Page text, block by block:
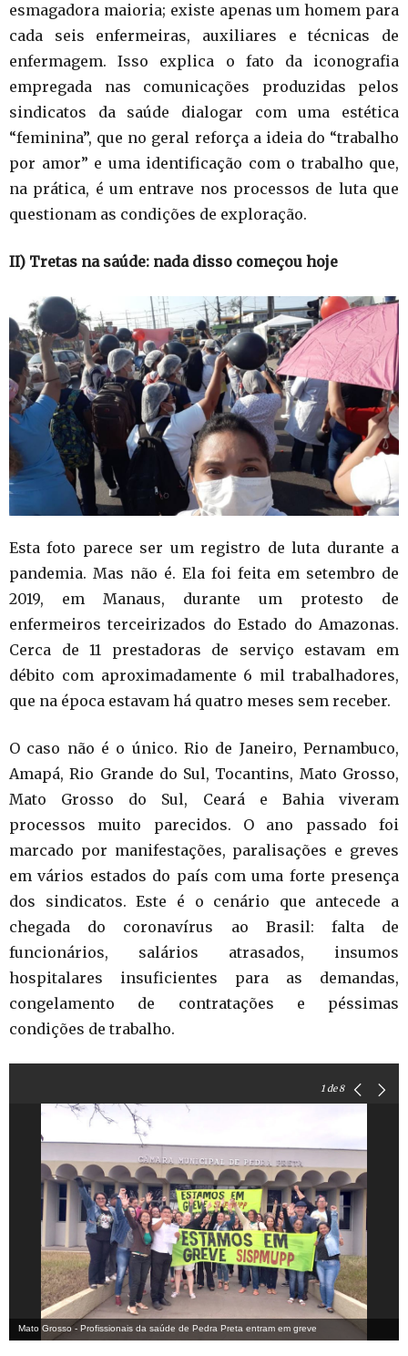
esmagadora maioria; existe apenas um homem para
cada seis enfermeiras, auxiliares e técnicas de
enfermagem. Isso explica o fato da iconografia
empregada nas comunicações produzidas pelos
sindicatos da saúde dialogar com uma estética
“feminina”, que no geral reforça a ideia do “trabalho
por amor” e uma identificação com o trabalho que,
na prática, é um entrave nos processos de luta que
questionam as condições de exploração.
II) Tretas na saúde: nada disso começou hoje
Esta foto parece ser um registro de luta durante a
pandemia. Mas não é. Ela foi feita em setembro de
2019, em Manaus, durante um protesto de
enfermeiros terceirizados do Estado do Amazonas.
Cerca de 11 prestadoras de serviço estavam em
débito com aproximadamente 6 mil trabalhadores,
que na época estavam há quatro meses sem receber.
O caso não é o único. Rio de Janeiro, Pernambuco,
Amapá, Rio Grande do Sul, Tocantins, Mato Grosso,
Mato Grosso do Sul, Ceará e Bahia viveram
processos muito parecidos. O ano passado foi
marcado por manifestações, paralisações e greves
em vários estados do país com uma forte presença
dos sindicatos. Este é o cenário que antecede a
chegada do coronavírus ao Brasil: falta de
funcionários, salários atrasados, insumos
hospitalares insuficientes para as demandas,
congelamento de contratações e péssimas
condições de trabalho.
1 de 8
Mato Grosso - Profissionais da saúde de Pedra Preta entram em greve